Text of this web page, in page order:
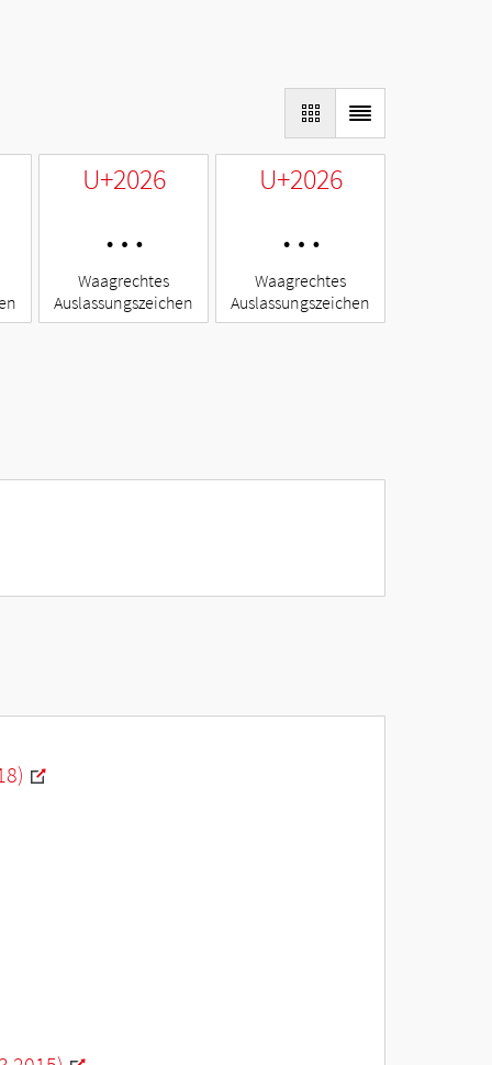
U+2026
…
Waagrechtes
Auslassungszeichen
U+2026
…
Waagrechtes
Auslassungszeichen